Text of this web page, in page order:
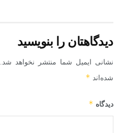
دیدگاهتان را بنویسید
نشانی ایمیل شما منتشر نخواهد شد.
شده‌اند *
دیدگاه *